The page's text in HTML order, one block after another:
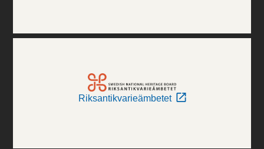
Riksantikvarieämbetet